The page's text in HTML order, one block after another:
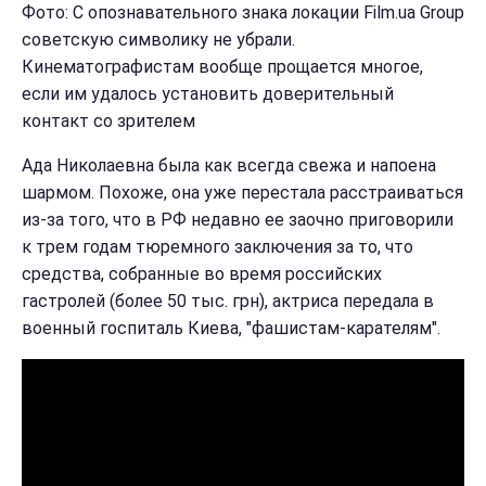
Фото: С опознавательного знака локации Film.ua Group
советскую символику не убрали.
Кинематографистам вообще прощается многое,
если им удалось установить доверительный
контакт со зрителем
Ада Николаевна была как всегда свежа и напоена
шармом. Похоже, она уже перестала расстраиваться
из-за того, что в РФ недавно ее заочно приговорили
к трем годам тюремного заключения за то, что
средства, собранные во время российских
гастролей (более 50 тыс. грн), актриса передала в
военный госпиталь Киева, "фашистам-карателям".